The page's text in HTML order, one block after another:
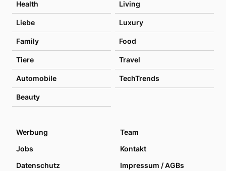
Health Living
Liebe Luxury
Family Food
Tiere Travel
Automobile TechTrends
Beauty
Werbung
Team
Jobs
Kontakt
Datenschutz
Impressum / AGBs